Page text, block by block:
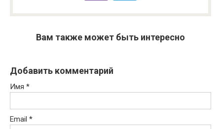
Вам также может быть интересно
Добавить комментарий
Имя *
Email *